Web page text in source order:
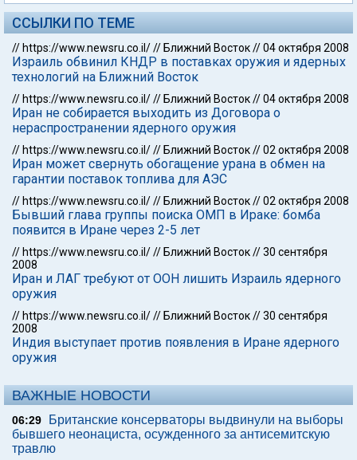
ССЫЛКИ ПО ТЕМЕ
// https://www.newsru.co.il/// Ближний Восток//04 октября 2008
Израиль обвинил КНДР в поставках оружия и ядерных
технологий на Ближний Восток
// https://www.newsru.co.il/// Ближний Восток//04 октября 2008
Иран не собирается выходить из Договора о
нераспространении ядерного оружия
// https://www.newsru.co.il/// Ближний Восток//02 октября 2008
Иран может свернуть обогащение урана в обмен на
гарантии поставок топлива для АЭС
// https://www.newsru.co.il/// Ближний Восток//02 октября 2008
Бывший глава группы поиска ОМП в Ираке: бомба
появится в Иране через 2-5 лет
// https://www.newsru.co.il/// Ближний Восток//30 сентября
2008
Иран и ЛАГ требуют от ООН лишить Израиль ядерного
оружия
// https://www.newsru.co.il/// Ближний Восток//30 сентября
2008
Индия выступает против появления в Иране ядерного
оружия
ВАЖНЫЕ НОВОСТИ
06:29
Британские консерваторы выдвинули на выборы
бывшего неонациста, осужденного за антисемитскую
травлю